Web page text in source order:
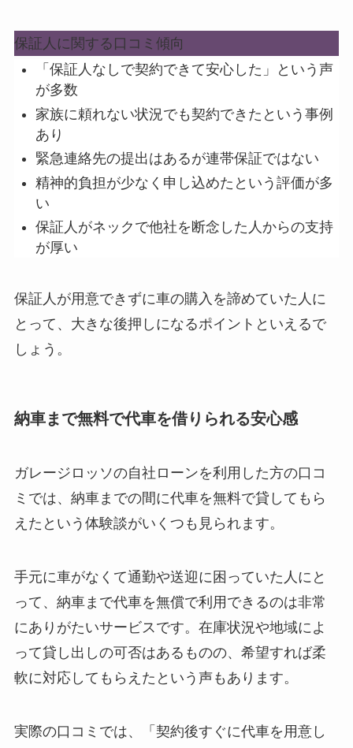
保証人に関する口コミ傾向
「保証人なしで契約できて安心した」という声
が多数
家族に頼れない状況でも契約できたという事例
あり
緊急連絡先の提出はあるが連帯保証ではない
精神的負担が少なく申し込めたという評価が多
い
保証人がネックで他社を断念した人からの支持
が厚い
保証人が用意できずに車の購入を諦めていた人に
とって、大きな後押しになるポイント といえるで
しょう。
納車まで無料で代車を借りられる安心感
ガレージロッソの自社ローンを利用した方の口コ
ミでは、 納車までの間に代車を無料で貸してもら
えたという体験談がいくつも見られます。
手元に車がなくて通勤や送迎に困っていた人にと
って、納車まで代車を無償で利用できるのは非常
にありがたいサービスです。在庫状況や地域によ
って貸し出しの可否はあるものの、希望すれば柔
軟に対応してもらえたという声もあります。
実際の口コミでは、「契約後すぐに代車を用意し